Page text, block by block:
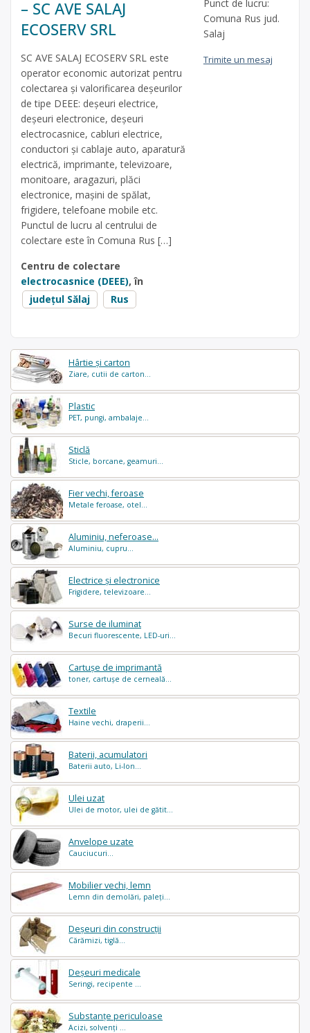
Hârtie și carton
Ziare, cutii de carton...
Plastic
PET, pungi, ambalaje...
Sticlă
Sticle, borcane, geamuri...
Fier vechi, feroase
Metale feroase, otel...
Aluminiu, neferoase...
Aluminiu, cupru...
Electrice și electronice
Frigidere, televizoare...
Surse de iluminat
Becuri fluorescente, LED-uri...
Cartușe de imprimantă
toner, cartușe de cerneală...
Textile
Haine vechi, draperii...
Baterii, acumulatori
Baterii auto, Li-Ion...
Ulei uzat
Ulei de motor, ulei de gătit...
Anvelope uzate
Cauciucuri...
Mobilier vechi, lemn
Lemn din demolări, paleți...
Deșeuri din construcții
Cărămizi, tiglă...
Deșeuri medicale
Seringi, recipente ...
Substanțe periculoase
Acizi, solvenți ...
– SC AVE SALAJ
ECOSERV SRL
SC AVE SALAJ ECOSERV SRL este
operator economic autorizat pentru
colectarea și valorificarea deșeurilor
de tipe DEEE: deșeuri electrice,
deșeuri electronice, deșeuri
electrocasnice, cabluri electrice,
conductori și cablaje auto, aparatură
electrică, imprimante, televizoare,
monitoare, aragazuri, plăci
electronice, mașini de spălat,
frigidere, telefoane mobile etc.
Punctul de lucru al centrului de
colectare este în Comuna Rus […]
Centru de colectare
electrocasnice (DEEE), în
județul Sălaj
Rus
Punct de lucru:
Comuna Rus jud.
Salaj
Trimite un mesaj